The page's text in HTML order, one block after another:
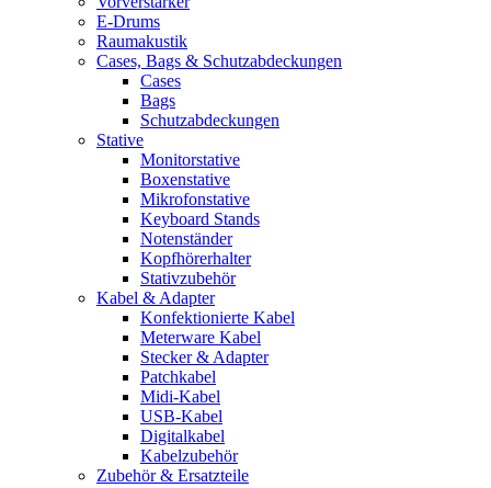
E-Drums
Raumakustik
Cases, Bags & Schutzabdeckungen
Cases
Bags
Schutzabdeckungen
Stative
Monitorstative
Boxenstative
Mikrofonstative
Keyboard Stands
Notenständer
Kopfhörerhalter
Stativzubehör
Kabel & Adapter
Konfektionierte Kabel
Meterware Kabel
Stecker & Adapter
Patchkabel
Midi-Kabel
USB-Kabel
Digitalkabel
Kabelzubehör
Zubehör & Ersatzteile